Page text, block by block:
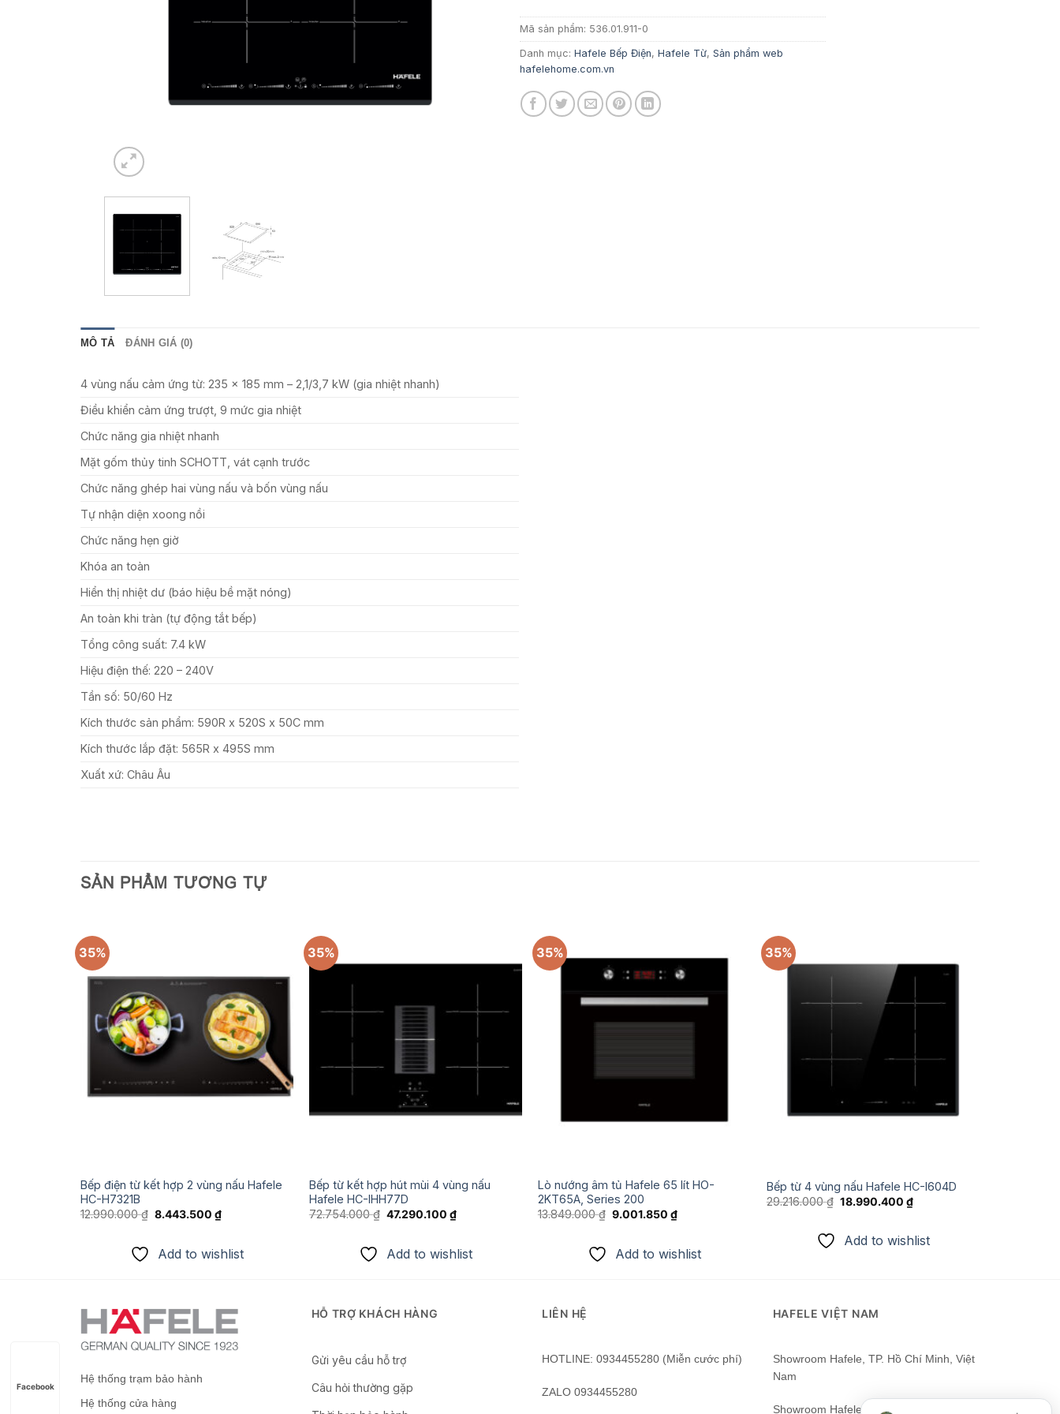
Mã sản phẩm: 536.01.911-0
Danh mục: Hafele Bếp Điện, Hafele Từ, Sản phẩm web
hafelehome.com.vn
MÔ TẢ ĐÁNH GIÁ (0)
4 vùng nấu cảm ứng từ: 235 x 185 mm – 2,1/3,7 kW (gia nhiệt nhanh)
Điều khiển cảm ứng trượt, 9 mức gia nhiệt
Chức năng gia nhiệt nhanh
Mặt gốm thủy tinh SCHOTT, vát cạnh trước
Chức năng ghép hai vùng nấu và bốn vùng nấu
Tự nhận diện xoong nồi
Chức năng hẹn giờ
Khóa an toàn
Hiển thị nhiệt dư (báo hiệu bề mặt nóng)
An toàn khi tràn (tự động tắt bếp)
Tổng công suất: 7.4 kW
Hiệu điện thế: 220 – 240V
Tần số: 50/60 Hz
Kích thước sản phẩm: 590R x 520S x 50C mm
Kích thước lắp đặt: 565R x 495S mm
Xuất xứ: Châu Âu
SẢN PHẨM TƯƠNG TỰ
35%
Add to
wishlist
Bếp điện từ kết hợp 2 vùng nấu Hafele
HC-H7321B
12.990.000₫ Giá
12.990.000 ₫.
8.443.500₫Giá
là:
8.443.500 ₫.
Add to wishlist
35%
Add to
Bếp từ kết hợp hút mùi 4 vùng nấu
Hafele HC-IHH77D
72.754.000₫ Giá
72.754.000 ₫.
47.290.100₫Giá
là:
47.290.100 ₫.
Add to wishlist
35%
wishlist
Lò nướng âm tủ Hafele 65 lít HO-
2KT65A, Series 200
13.849.000₫ Giá
13.849.000 ₫.
9.001.850₫Giá
là:
9.001.850 ₫.
Add to wishlist
35%
Bếp từ 4 vùng nấu Hafele HC-I604D
29.216.000₫ Giá
29.216.000 ₫.
18.990.400₫Giá
là:
18.990.400 ₫.
Add to wishlist
Hệ thống trạm bảo hành
Hệ thống cửa hàng
HỖ TRỢ KHÁCH HÀNG
Gửi yêu cầu hỗ trợ
Câu hỏi thường gặp
LIÊN HỆ
HOTLINE: 0934455280 (Miễn cước phí)
ZALO 0934455280
HAFELE VIỆT NAM
Showroom Hafele, TP. Hồ Chí Minh, Việt
Nam
Showroom Hafele Hà Nội
Facebook